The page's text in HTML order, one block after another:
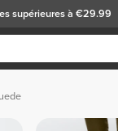
supérieures à €29.99